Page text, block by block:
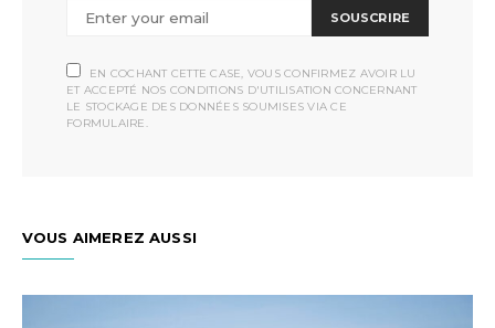
SOUSCRIRE
EN COCHANT CETTE CASE, VOUS CONFIRMEZ AVOIR LU
ET ACCEPTÉ NOS CONDITIONS D'UTILISATION CONCERNANT
LE STOCKAGE DES DONNÉES SOUMISES VIA CE
FORMULAIRE.
VOUS AIMEREZ AUSSI